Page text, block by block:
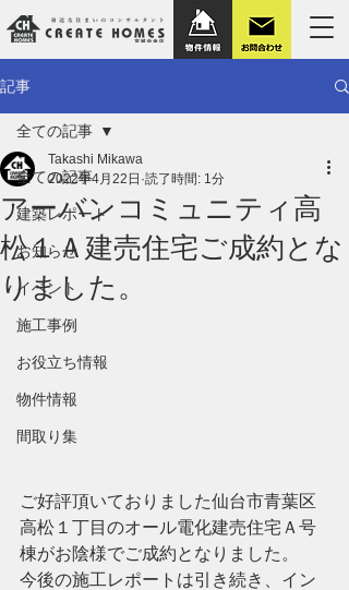
記事
全ての記事
建築レポート
お知らせ
イベント
施工事例
お役立ち情報
物件情報
間取り集
全ての記事
アーバンコミュニティ高
松１Ａ建売住宅ご成約とな
りました。
Takashi Mikawa
2022年4月22日 読了時間: 1分
ご好評頂いておりました仙台市青葉区
高松１丁目のオール電化建売住宅Ａ号
棟がお陰様でご成約となりました。
今後の施工レポートは引き続き、イン